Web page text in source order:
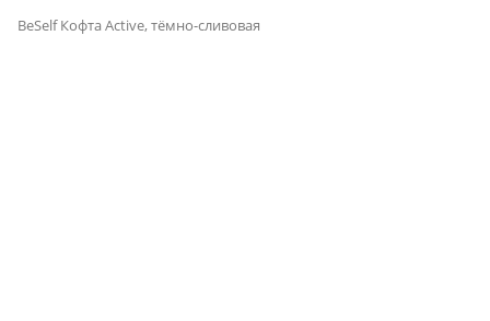
BeSelf Кофта Active, тёмно-сливовая